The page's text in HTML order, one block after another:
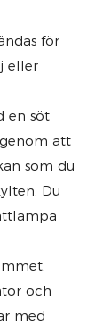
för
eller
en söt
att
som du
Du
och
med